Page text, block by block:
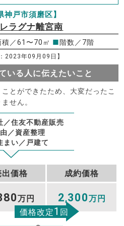
神戸市須磨区】
ラグナ離宮南
積／61〜70㎡ ■階数／7階
2023年09月09日】
いる人に伝えたいこと
とができたため、大変だったこ
せん。
／住友不動産販売
／資産整理
まい／戸建て
出価格 成約価格
万円 2,300万円
価格改定1 回